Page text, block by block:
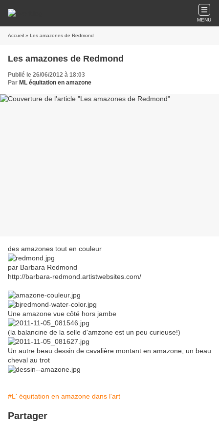
MENU
Accueil » Les amazones de Redmond
Les amazones de Redmond
Publié le 26/06/2012 à 18:03
Par ML équitation en amazone
des amazones tout en couleur
par Barbara Redmond
http://barbara-redmond.artistwebsites.com/
Une amazone vue côté hors jambe
(la balancine de la selle d'amzone est un peu curieuse!)
Un autre beau dessin de cavalière montant en amazone, un beau
cheval au trot
#L' équitation en amazone dans l'art
Partager